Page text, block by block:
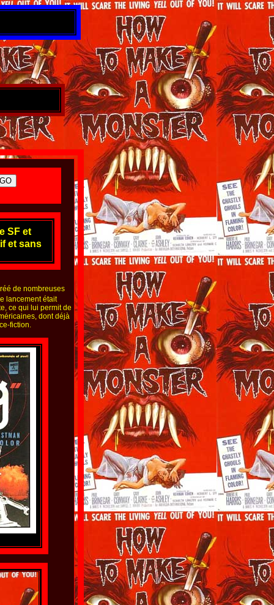
SF et
et sans
de nombreuses
lancement était
ce qui lui permit de
dont déjà
fiction.